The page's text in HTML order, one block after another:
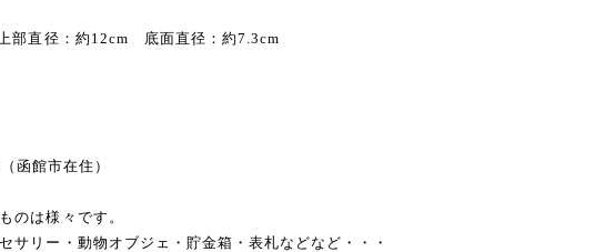
直径：約12cm 底面直径：約7.3cm
館市在住）
は様々です。
ー・動物オブジェ・貯金箱・表札などなど・・・